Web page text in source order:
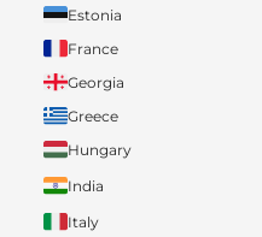
Estonia
France
Georgia
Greece
Hungary
India
Italy